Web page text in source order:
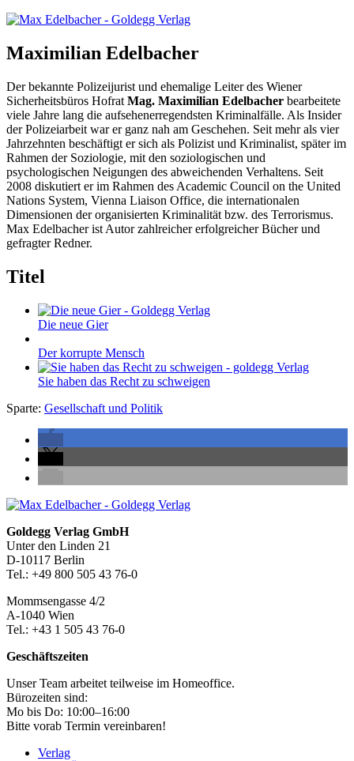
Maximilian Edelbacher
Der bekannte Polizeijurist und ehemalige Leiter des Wiener
Sicherheitsbüros Hofrat Mag. Maximilian Edelbacher bearbeitete
viele Jahre lang die aufsehenerregendsten Kriminalfälle. Als Insider
der Polizeiarbeit war er ganz nah am Geschehen. Seit mehr als vier
Jahrzehnten beschäftigt er sich als Polizist und Kriminalist, später im
Rahmen der Soziologie, mit den soziologischen und
psychologischen Neigungen des abweichenden Verhaltens. Seit
2008 diskutiert er im Rahmen des Academic Council on the United
Nations System, Vienna Liaison Office, die internationalen
Dimensionen der organisierten Kriminalität bzw. des Terrorismus.
Max Edelbacher ist Autor zahlreicher erfolgreicher Bücher und
gefragter Redner.
Titel
Die neue Gier
Der korrupte Mensch
Sie haben das Recht zu schweigen
Sparte: Gesellschaft und Politik
Seitenleiste
Footer-
Section
Goldegg Verlag GmbH
Unter den Linden 21
D-10117 Berlin
Tel.: +49 800 505 43 76-0
Mommsengasse 4/2
A-1040 Wien
Tel.: +43 1 505 43 76-0
Geschäftszeiten
Unser Team arbeitet teilweise im Homeoffice.
Bürozeiten sind:
Mo bis Do: 10:00–16:00
Bitte vorab Termin vereinbaren!
Verlag